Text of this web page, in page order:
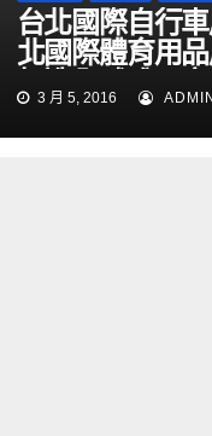
台北國際自行
北國際體育用
打造全球唯一完
產業採購平台
3 月 5, 2016 ADMIN